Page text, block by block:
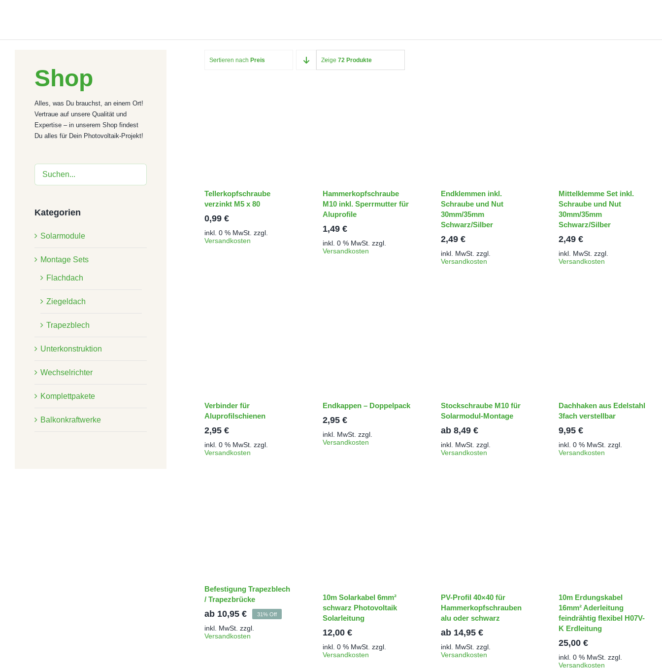
Sortieren nachPreis Zeige72 Produkte
Tellerkopfschraube
verzinkt M5 x 80
0,99€
inkl. 0 % MwSt. zzgl.
Versandkosten
Hammerkopfschraube
M10 inkl. Sperrmutter für
Aluprofile
1,49 €
inkl. 0 % MwSt. zzgl.
Versandkosten
Endklemmen inkl.
Schraube und Nut
30mm/35mm
Schwarz/Silber
2,49 €
inkl. MwSt. zzgl.
Versandkosten
Mittelklemme Set inkl.
Schraube und Nut
30mm/35mm
Schwarz/Silber
2,49€
inkl. MwSt. zzgl.
Versandkosten
Verbinder für
Aluprofilschienen
2,95€
inkl. 0 % MwSt. zzgl.
Versandkosten
Endkappen – Doppelpack
2,95 €
inkl. MwSt. zzgl.
Versandkosten
Stockschraube M10 für
Solarmodul-Montage
ab 8,49 €
inkl. MwSt. zzgl.
Versandkosten
Dachhaken aus Edelstahl
3fach verstellbar
9,95€
inkl. 0 % MwSt. zzgl.
Versandkosten
Befestigung Trapezblech
/ Trapezbrücke
ab 10,95€ 31% Off
inkl. MwSt. zzgl.
Versandkosten
10m Solarkabel 6mm²
schwarz Photovoltaik
Solarleitung
12,00 €
inkl. 0 % MwSt. zzgl.
Versandkosten
PV-Profil 40×40 für
Hammerkopfschrauben
alu oder schwarz
ab 14,95 €
inkl. MwSt. zzgl.
Versandkosten
10m Erdungskabel
16mm² Aderleitung
feindrähtig flexibel H07V-
K Erdleitung
25,00€
inkl. 0 % MwSt. zzgl.
Versandkosten
Shop
Alles, was Du brauchst, an einem Ort!
Vertraue auf unsere Qualität und
Expertise – in unserem Shop findest
Du alles für Dein Photovoltaik-Projekt!
Kategorien
Solarmodule
Montage Sets
Flachdach
Ziegeldach
Trapezblech
Unterkonstruktion
Wechselrichter
Komplettpakete
Balkonkraftwerke